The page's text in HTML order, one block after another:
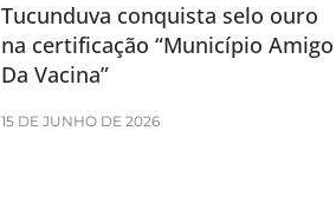
Tucunduva conquista selo ouro
na certificação “Município Amigo
Da Vacina”
15 DE JUNHO DE 2026